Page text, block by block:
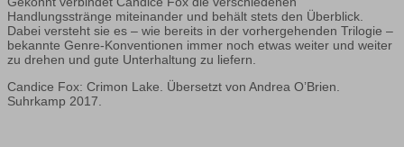
Handlungsstränge miteinander und behält stets den Überblick.
Dabei versteht sie es – wie bereits in der vorhergehenden Trilogie –
bekannte Genre-Konventionen immer noch etwas weiter und weiter
zu drehen und gute Unterhaltung zu liefern.
Candice Fox: Crimon Lake. Übersetzt von Andrea O’Brien.
Suhrkamp 2017.